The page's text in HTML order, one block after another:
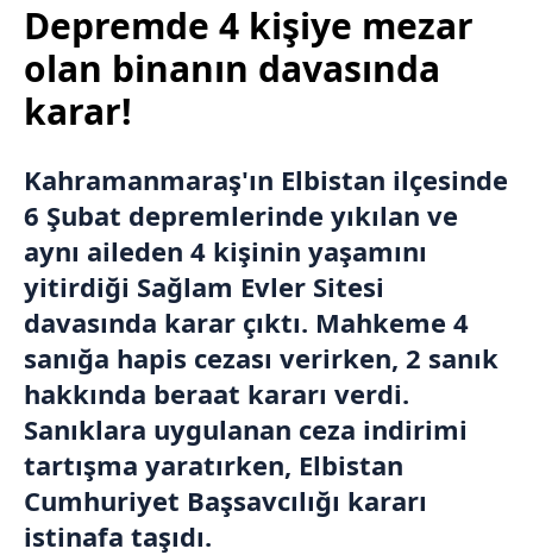
Depremde 4 kişiye mezar
olan binanın davasında
karar!
Kahramanmaraş'ın Elbistan ilçesinde
6 Şubat depremlerinde yıkılan ve
aynı aileden 4 kişinin yaşamını
yitirdiği Sağlam Evler Sitesi
davasında karar çıktı. Mahkeme 4
sanığa hapis cezası verirken, 2 sanık
hakkında beraat kararı verdi.
Sanıklara uygulanan ceza indirimi
tartışma yaratırken, Elbistan
Cumhuriyet Başsavcılığı kararı
istinafa taşıdı.